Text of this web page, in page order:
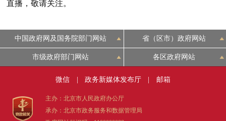
直播，敬请关注。
中国政府网及国务院部门网站 省（区市）政府网站
市级政府部门网站 各区政府网站
微信 政务新媒体发布厅 邮箱
主办：北京市人民政府办公厅
承办：北京市政务服务和数据管理局